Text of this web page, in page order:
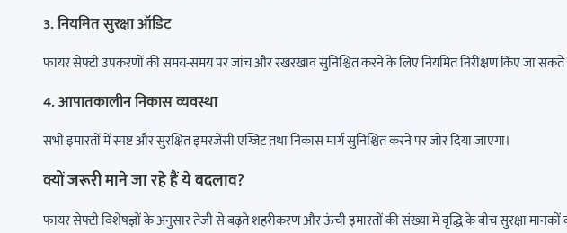
3. नियमित सुरक्षा ऑडिट
फायर सेफ्टी उपकरणों की समय-समय पर जांच और रखरखाव सुनिश्चित करने के लिए नियमित निरीक्षण किए जा सकते
4. आपातकालीन निकास व्यवस्था
सभी इमारतों में स्पष्ट और सुरक्षित इमरजेंसी एग्जिट तथा निकास मार्ग सुनिश्चित करने पर जोर दिया जाएगा।
क्यों जरूरी माने जा रहे हैं ये बदलाव?
फायर सेफ्टी विशेषज्ञों के अनुसार तेजी से बढ़ते शहरीकरण और ऊंची इमारतों की संख्या में वृद्धि के बीच सुरक्षा